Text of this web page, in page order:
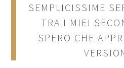
SEMPLICISSIME
TRA I MIEI
SPERO CHE